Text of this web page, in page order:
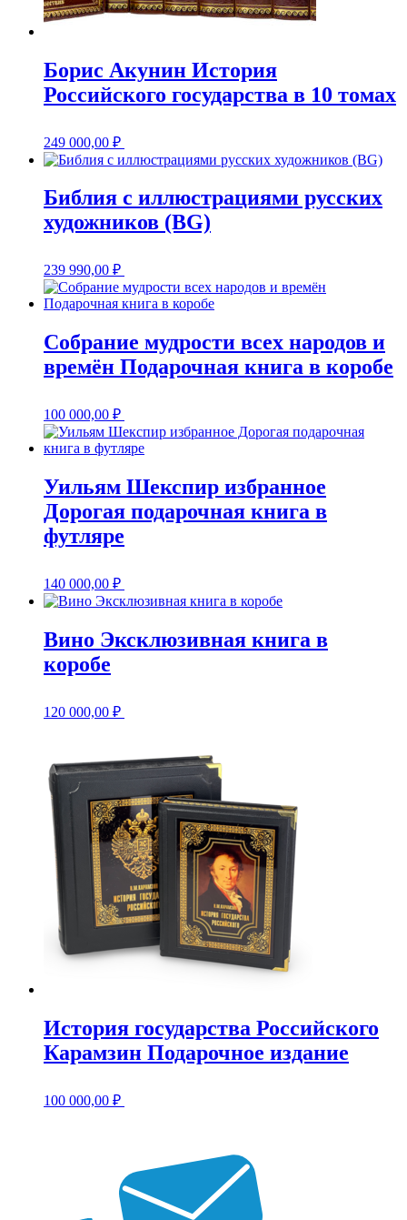
Борис Акунин История
Российского государства в 10 томах
249 000,00 ₽
Библия с иллюстрациями русских
художников (BG)
239 990,00 ₽
Собрание мудрости всех народов и
времён Подарочная книга в коробе
100 000,00 ₽
Уильям Шекспир избранное
Дорогая подарочная книга в
футляре
140 000,00 ₽
Вино Эксклюзивная книга в
коробе
120 000,00 ₽
История государства Российского
Карамзин Подарочное издание
100 000,00 ₽